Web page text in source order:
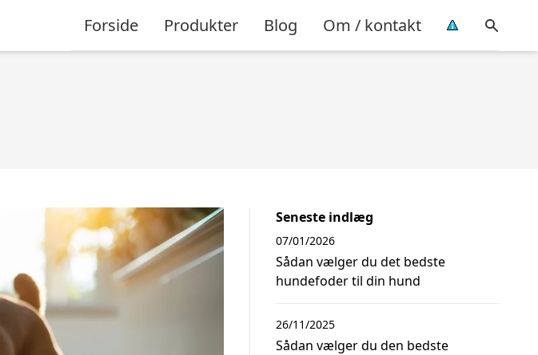
Forside Produkter Blog Om / kontakt
Seneste indlæg
Sådan vælger du det bedste
hundefoder til din hund
07/01/2026
Sådan vælger du den bedste
26/11/2025